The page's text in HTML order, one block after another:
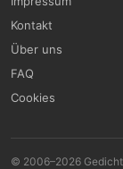
Kontakt
Über uns
FAQ
Cookies
© 2006–2026